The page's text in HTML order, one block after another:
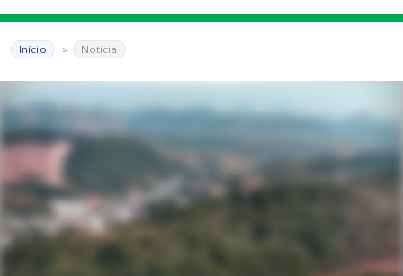
Início Noticia